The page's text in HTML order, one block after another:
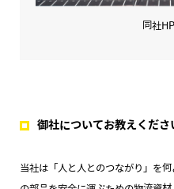
同社
御社についてお教えくださ
当社は「人と人とのつながり」を